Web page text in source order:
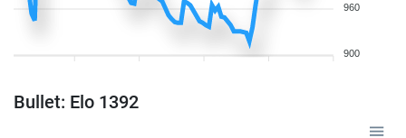
960
900
Bullet: Elo 1392